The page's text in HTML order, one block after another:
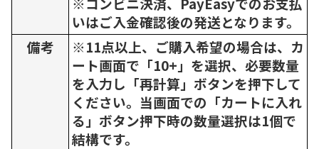
いはご入金確認後の発送となります。
備考
※11点以上、ご購入希望の場合は、カ
ート画面で「10+」を選択、必要数量
を入力し「再計算」ボタンを押下して
ください。当画面での「カートに入れ
る」ボタン押下時の数量選択は1個で
結構です。